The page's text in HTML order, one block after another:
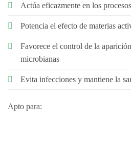
Actúa eficazmente en los
Potencia el efecto de materias
Favorece el control de la
microbianas
Evita infecciones y mantiene la
Apto para: